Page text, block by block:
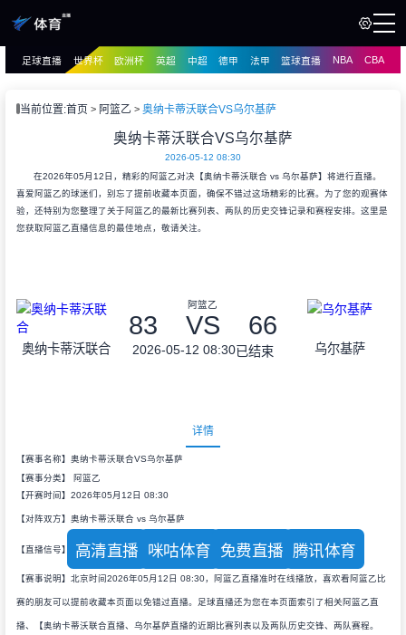
播
足球直播 世界杯 欧洲杯 英超 中超 德甲 法甲 篮球直播 NBA CBA
当前位置:首页 阿篮乙 奥纳卡蒂沃联合VS乌尔基萨
奥纳卡蒂沃联合VS乌尔基萨
2026-05-12 08:30
在2026年05月12日，精彩的阿篮乙对决【奥纳卡蒂沃联合 vs 乌尔基萨】将进行直播。
喜爱阿篮乙的球迷们，别忘了提前收藏本页面，确保不错过这场精彩的比赛。为了您的观赛体
验，还特别为您整理了关于阿篮乙的最新比赛列表、两队的历史交锋记录和赛程安排。这里是
您获取阿篮乙直播信息的最佳地点，敬请关注。
奥纳卡蒂沃联合
阿篮乙
83 VS 66
2026-05-12 08:30已结束 乌尔基萨
详情
【赛事名称】奥纳卡蒂沃联合VS乌尔基萨
【赛事分类】 阿篮乙
【开赛时间】2026年05月12日 08:30
【对阵双方】奥纳卡蒂沃联合 vs 乌尔基萨
【直播信号】 高清直播 咪咕体育 免费直播 腾讯体育
【赛事说明】北京时间2026年05月12日 08:30，阿篮乙直播准时在线播放，喜欢看阿篮乙比
赛的朋友可以提前收藏本页面以免错过直播。足球直播还为您在本页面索引了相关阿篮乙直
播、【奥纳卡蒂沃联合直播、乌尔基萨直播的近期比赛列表以及两队历史交锋、两队赛程。